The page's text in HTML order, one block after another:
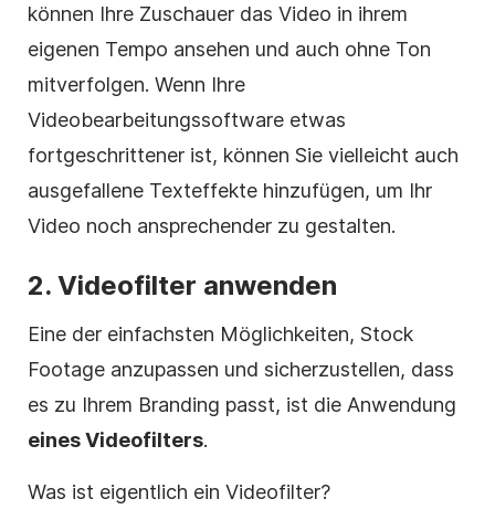
können Ihre Zuschauer das Video in ihrem
eigenen Tempo ansehen und auch ohne Ton
mitverfolgen. Wenn Ihre
Videobearbeitungssoftware etwas
fortgeschrittener ist, können Sie vielleicht auch
ausgefallene Texteffekte hinzufügen, um Ihr
Video noch ansprechender zu gestalten.
2. Videofilter anwenden
Eine der einfachsten Möglichkeiten, Stock
Footage anzupassen und sicherzustellen, dass
es zu Ihrem Branding passt, ist die Anwendung
einesVideofilters.
Was ist eigentlich ein Videofilter?